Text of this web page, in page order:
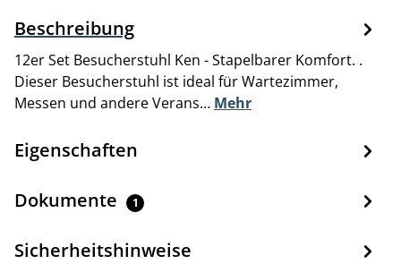
Beschreibung
12er Set Besucherstuhl Ken - Stapelbarer Komfort. .
Dieser Besucherstuhl ist ideal für Wartezimmer,
Messen und andere Verans… Mehr
Eigenschaften
Dokumente 1
Sicherheitshinweise